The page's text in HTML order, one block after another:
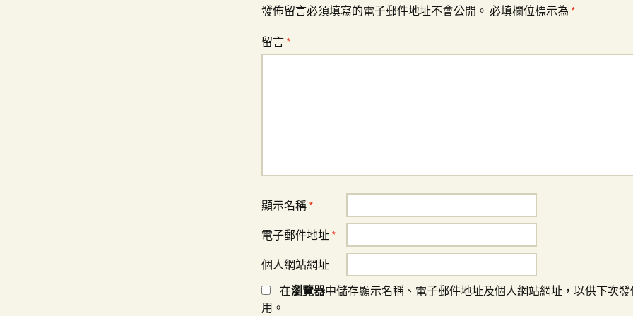
發佈留言必須填寫的電子郵件地址不會公開。 必填欄位標示為 *
留言 *
顯示名稱 *
電子郵件地址 *
個人網站網址
在瀏覽器中儲存顯示名稱、電子郵件地址及個人網站網址，以供下次
用。